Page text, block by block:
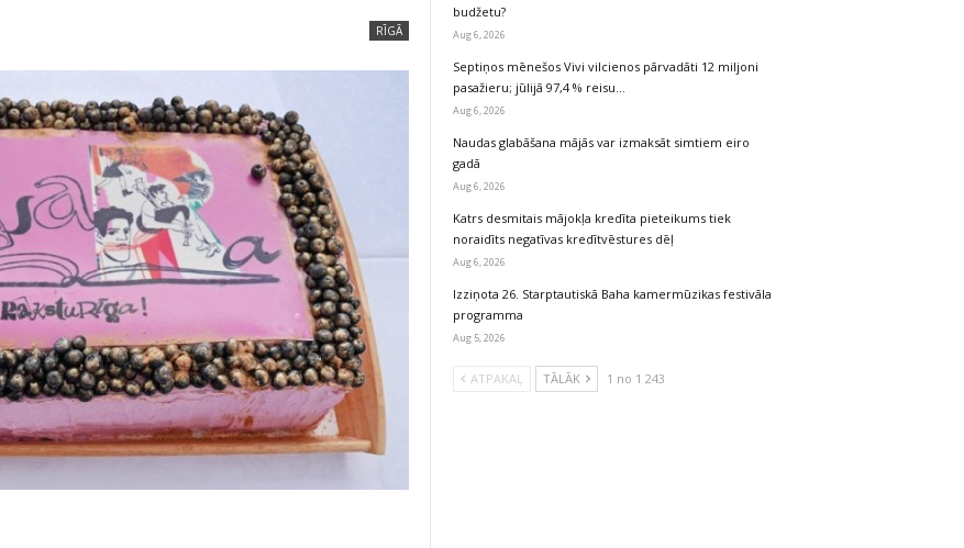
RĪGĀ
budžetu?
Aug 6, 2026
Septiņos mēnešos Vivi vilcienos pārvadāti 12 miljoni
pasažieru; jūlijā 97,4 % reisu…
Aug 6, 2026
Naudas glabāšana mājās var izmaksāt simtiem eiro
gadā
Aug 6, 2026
Katrs desmitais mājokļa kredīta pieteikums tiek
noraidīts negatīvas kredītvēstures dēļ
Aug 6, 2026
Izziņota 26. Starptautiskā Baha kamermūzikas festivāla
programma
Aug 5, 2026
ATPAKAĻ TĀLĀK 1 no 1 243